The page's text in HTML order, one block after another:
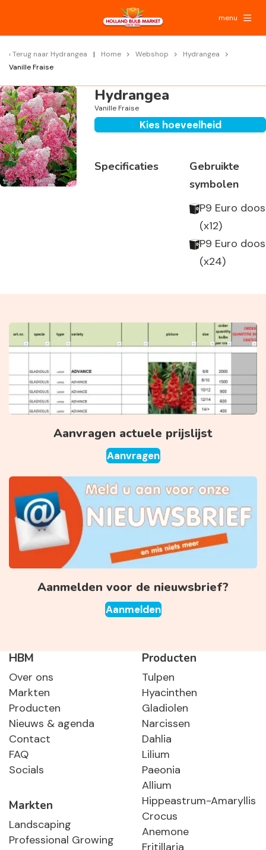
menu
Terug naar Hydrangea Home Webshop
Hydrangea
Vanille Fraise
Hydrangea
Vanille Fraise
Kies hoeveelheid
Specificaties
Gebruikte
symbolen
P9 Euro doos
(x12)
P9 Euro doos
(x24)
Aanvragen actuele prijslijst
Aanvragen
Aanmelden voor de nieuwsbrief?
Aanmelden
HBM
Over ons
Markten
Producten
Nieuws & agenda
Contact
FAQ
Socials
Markten
Landscaping
Professional Growing
Producten
Tulpen
Hyacinthen
Gladiolen
Narcissen
Dahlia
Lilium
Paeonia
Allium
Hippeastrum-Amaryllis
Crocus
Anemone
Fritillaria